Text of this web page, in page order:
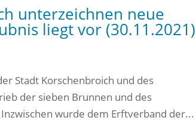
unterzeichnen neue
liegt vor (30.11.2021)
Stadt Korschenbroich und des
der sieben Brunnen und des
wurde dem Erftverband der...